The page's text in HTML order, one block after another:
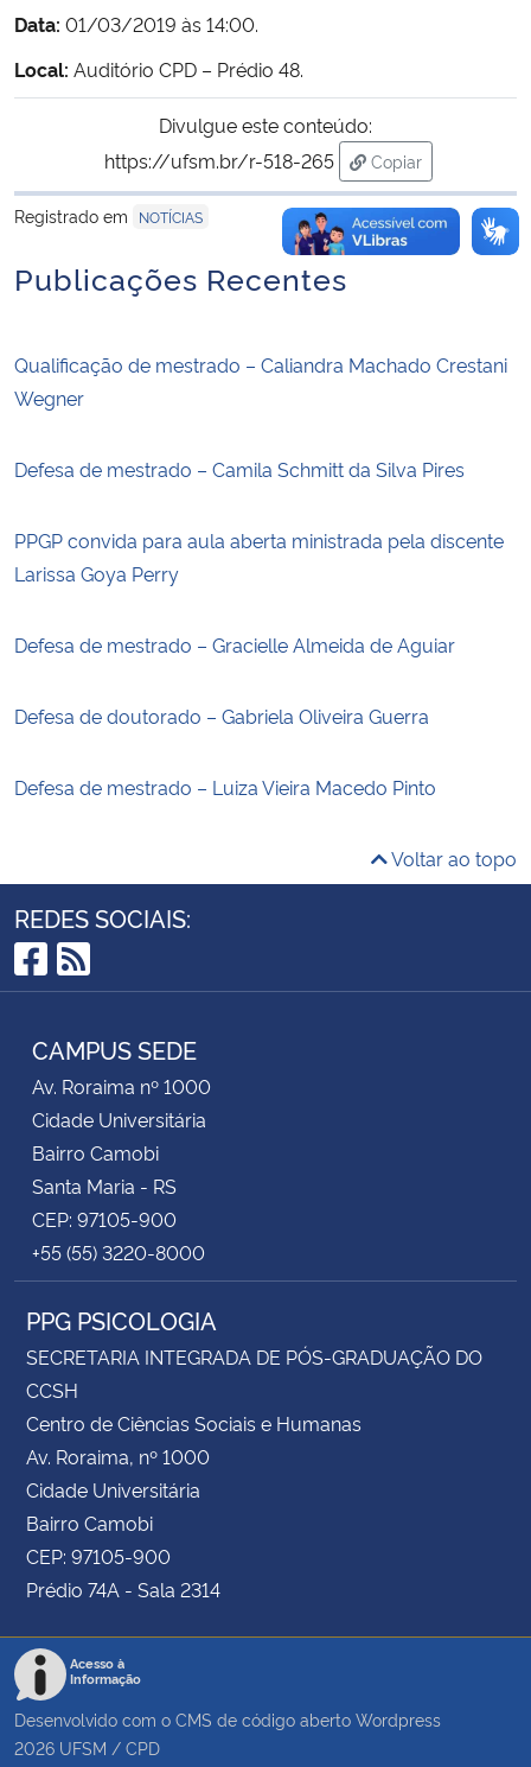
Data: 01/03/2019 às 14:00.
Local: Auditório CPD – Prédio 48.
Divulgue este conteúdo:
https://ufsm.br/r-518-265
Copiar
para área de
Registrado em
NOTÍCIAS
Publicações Recentes
Qualificação de mestrado – Caliandra Machado Crestani
Wegner
Defesa de mestrado – Camila Schmitt da Silva Pires
PPGP convida para aula aberta ministrada pela discente
Larissa Goya Perry
Defesa de mestrado – Gracielle Almeida de Aguiar
Defesa de doutorado – Gabriela Oliveira Guerra
Defesa de mestrado – Luiza Vieira Macedo Pinto
Voltar ao topo
REDES SOCIAIS:
Facebook
RSS
CAMPUS SEDE
Av. Roraima nº 1000
Cidade Universitária
Bairro Camobi
Santa Maria - RS
CEP: 97105-900
+55 (55) 3220-8000
PPG PSICOLOGIA
SECRETARIA INTEGRADA DE PÓS-GRADUAÇÃO DO
CCSH
Centro de Ciências Sociais e Humanas
Av. Roraima, nº 1000
Cidade Universitária
Bairro Camobi
CEP: 97105-900
Prédio 74A - Sala 2314
Acesso à
Informação
Desenvolvido com o CMS de código aberto Wordpress
2026 UFSM / CPD